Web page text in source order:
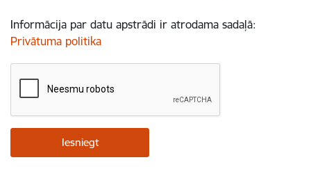
Informācija par datu apstrādi ir atrodama sadaļā:
Privātuma politika